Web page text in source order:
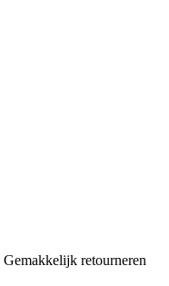
Gemakkelijk retourneren